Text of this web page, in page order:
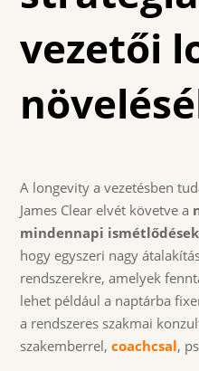
vezetői
A longevity a vezetésben
James Clear elvét követve a
mindennapi
hogy egyszeri nagy
rendszerekre, amelyek
lehet például a naptárba
a rendszeres szakmai
szakemberrel,coachcsal,